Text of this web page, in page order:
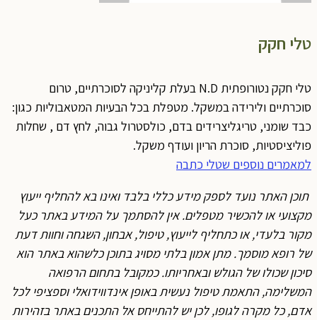
טלי חקק
טלי חקק נטורופתית N.D בעלת קליניקה לסוכרתיים, טרום
סוכרתיים ולירידה במשקל. מטפלת בכל הבעיות המטאבוליות כגון:
כבד שומני, טריגליצרידים בדם, כולסטרול גבוה, לחץ דם , שחלות
פוליציסטיות, סוכרת הריון ועודף משקל.
למאמרים נוספים שטלי כתבה
תוכן האתר נועד לספק מידע כללי בלבד ואינו בא להחליף ייעוץ
מקצועי או להכשיר מטפלים. אין להסתמך על המידע באתר כעל
מקור בלעדי, או כתחליף לייעוץ, טיפול, אבחון, השגחה וחוות דעת
של רופא מוסמך. מתן אמון בלתי מסויג בתוכן כלשהוא באתר הוא
סיכון שכולו של הגולש ובאחריותו. כמקובל בתחום הרפואה
המשלימה, התאמת טיפול נעשית באופן אינדווידואלי וספציפי לכל
אדם, כל מקרה לגופו, לכן יש להתייחס אל התכנים באתר בזהירות